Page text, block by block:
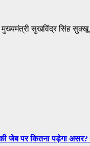
सुखविंद्र सिंह
जेब पर कितना पड़ेगा असर?